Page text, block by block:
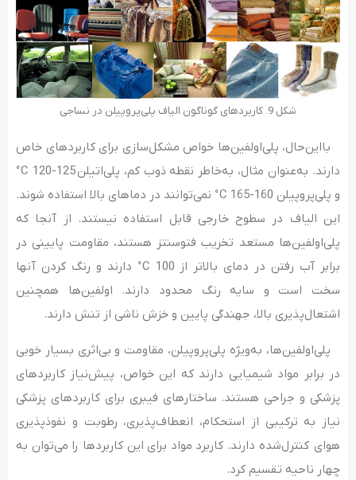
شکل 9. کاربردهای گوناگون الیاف پلی‌پروپیلن در نساجی
بااین‌حال، پلی‌اولفین‌ها خواص مشکل‌سازی برای کاربردهای خاص
دارند. به‌عنوان مثال، به‌خاطر نقطه ذوب کم، پلی‌اتیلن
125-120 C°
و پلی‌پروپیلن 160-165 C° نمی‌توانند در دماهای بالا استفاده شوند.
این الیاف در سطوح خارجی قابل استفاده نیستند. از آنجا که
پلی‌اولفین‌ها مستعد تخریب فتوسنتز هستند، مقاومت پایینی در
برابر آب رفتن در دمای بالاتر از 100 C° دارند و رنگ کردن آنها
سخت است و سایه رنگ محدود دارند. اولفین‌ها همچنین
اشتعال‌پذیری بالا، جهندگی پایین و خزش ناشی از تنش دارند.
پلی‌اولفین‌ها، به‌ویژه پلی‌پروپیلن، مقاومت و بی‌اثری بسیار خوبی
در برابر مواد شیمیایی دارند که این خواص، پیش‌نیاز کاربردهای
پزشکی و جراحی هستند. ساختارهای فیبری برای کاربردهای پزشکی
نیاز به ترکیبی از استحکام، انعطاف‌پذیری، رطوبت و نفوذپذیری
هوای کنترل‌شده دارند. کاربرد مواد برای این کاربردها را می‌توان به
چهار ناحیه تقسیم کرد.